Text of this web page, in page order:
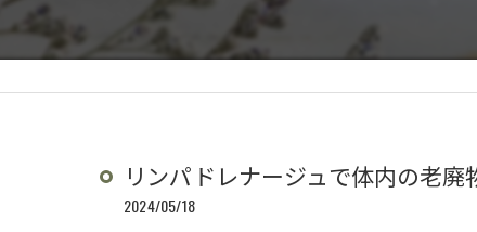
リンパドレナージュで体内の老廃
2024/05/18